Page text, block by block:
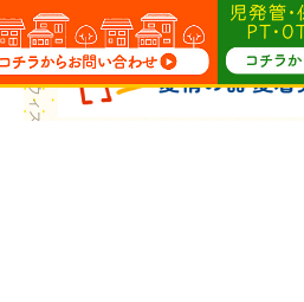
Copyright © ウィズ・ユー All Rights Reserved.